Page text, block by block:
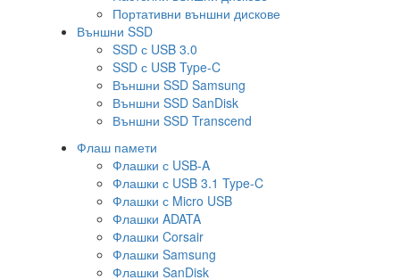
Портативни външни дискове
Външни SSD
SSD с USB 3.0
SSD с USB Type-C
Външни SSD Samsung
Външни SSD SanDisk
Външни SSD Transcend
Флаш памети
Флашки с USB-A
Флашки с USB 3.1 Type-C
Флашки с Micro USB
Флашки ADATA
Флашки Corsair
Флашки Samsung
Флашки SanDisk